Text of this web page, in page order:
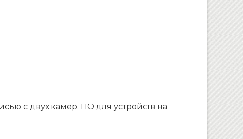
с двух камер. ПО для устройств на